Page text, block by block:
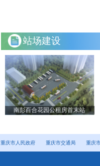
站场建设
南彭百合花园公租房首末站
重庆市人民政府 重庆市交通局 重庆